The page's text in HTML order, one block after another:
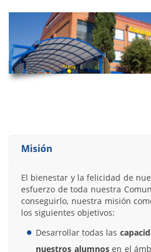
Misión
El bienestar y la felicidad de
esfuerzo de toda nuestra
conseguirlo, nuestra misión
los siguientes objetivos:
Desarrollar todas las
nuestros alumnosen el